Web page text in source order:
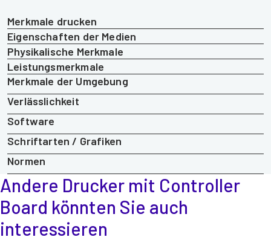
Merkmale drucken
Eigenschaften der Medien
Physikalische Merkmale
Leistungsmerkmale
Merkmale der Umgebung
Verlässlichkeit
Software
Schriftarten / Grafiken
Normen
Andere Drucker mit Controller
Board könnten Sie auch
interessieren